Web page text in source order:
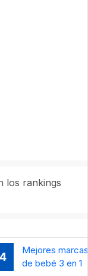
los rankings
4
Mejores
de bebé 3 en 1